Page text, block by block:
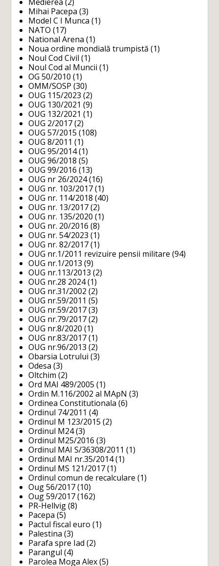
Mihai Pacepa (3)
Model C I Munca (1)
NATO (17)
National Arena (1)
Noua ordine mondială trumpistă (1)
Noul Cod Civil (1)
Noul Cod al Muncii (1)
OG 50/2010 (1)
OMM/SOSP (30)
OUG 115/2023 (2)
OUG 130/2021 (9)
OUG 132/2021 (1)
OUG 2/2017 (2)
OUG 57/2015 (108)
OUG 8/2011 (1)
OUG 95/2014(1)
OUG 96/2018 (5)
OUG 99/2016 (13)
OUG nr 26/2024(16)
OUG nr. 103/2017 (1)
OUG nr. 114/2018 (40)
OUG nr. 13/2017 (2)
OUG nr. 135/2020 (1)
OUG nr. 20/2016 (8)
OUG nr. 54/2023 (1)
OUG nr. 82/2017 (1)
OUG nr.1/2011 revizuire pensii militare (94)
OUG nr.1/2013 (9)
OUG nr.113/2013 (2)
OUG nr.28 2024(1)
OUG nr.31/2002 (2)
OUG nr.59/2011 (5)
OUG nr.59/2017 (3)
OUG nr.79/2017 (2)
OUG nr.8/2020 (1)
OUG nr.83/2017 (1)
OUG nr.96/2013 (2)
Obarsia Lotrului (3)
Odesa (3)
Oltchim (2)
Ord MAI 489/2005 (1)
Ordin M.116/2002 al MApN (3)
Ordinea Constitutionala (6)
Ordinul 74/2011 (4)
Ordinul M 123/2015 (2)
Ordinul M24(3)
Ordinul M25/2016 (3)
Ordinul MAI S/36308/2011 (1)
Ordinul MAI nr.35/2014(1)
Ordinul MS 121/2017 (1)
Ordinul comun de recalculare (1)
Oug 56/2017 (10)
Oug 59/2017 (162)
PR-Hellvig (8)
Pacepa (5)
Pactul fiscal euro (1)
Palestina (3)
Parafa spre Iad (2)
Parangul (4)
Parolea Moga Alex (5)